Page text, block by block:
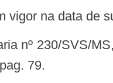
vigor na data de
79.